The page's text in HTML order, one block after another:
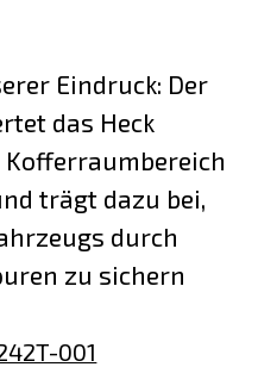
Eindruck: Der
das Heck
trägt dazu bei,
durch
zu sichern
001